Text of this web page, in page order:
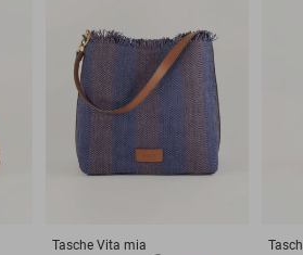
Tasche Vita mia